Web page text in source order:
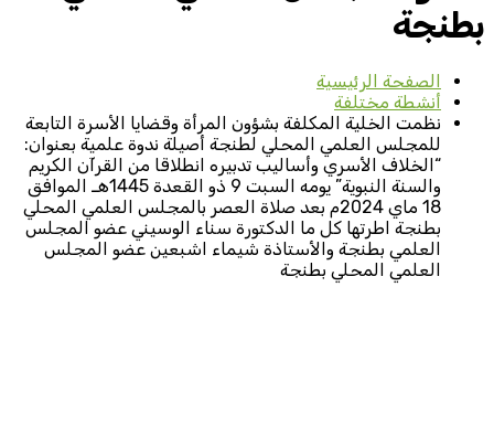
بطنجة
الصفحة الرئيسية
أنشطة مختلفة
نظمت الخلية المكلفة بشؤون المرأة وقضايا الأسرة التابعة
للمجلس العلمي المحلي لطنجة أصيلة ندوة علمية بعنوان:
“الخلاف الأسري وأساليب تدبيره انطلاقا من القرآن الكريم
والسنة النبوية” يومه السبت 9 ذو القعدة 1445هـ الموافق
18 ماي 2024م بعد صلاة العصر بالمجلس العلمي المحلي
بطنجة اطرتها كل ما الدكتورة سناء الوسيني عضو المجلس
العلمي بطنجة والأستاذة شيماء اشبعين عضو المجلس
العلمي المحلي بطنجة